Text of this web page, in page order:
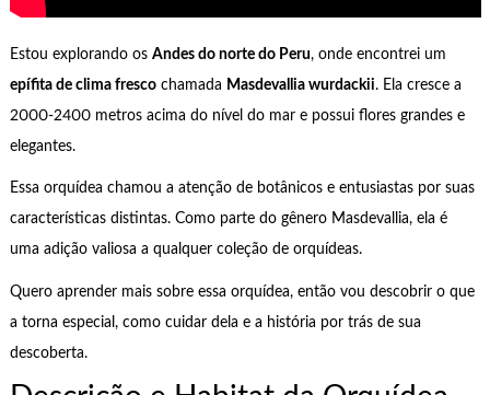
Estou explorando os Andes do norte do Peru, onde encontrei um
epífita de clima frescochamada Masdevallia wurdackii. Ela cresce a
2000-2400 metros acima do nível do mar e possui flores grandes e
elegantes.
Essa orquídea chamou a atenção de botânicos e entusiastas por suas
características distintas. Como parte do gênero Masdevallia, ela é
uma adição valiosa a qualquer coleção de orquídeas.
Quero aprender mais sobre essa orquídea, então vou descobrir o que
a torna especial, como cuidar dela e a história por trás de sua
descoberta.